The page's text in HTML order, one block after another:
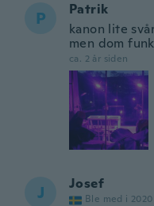
P
Patrik
kanon lite
men dom
ca. 2 år siden
J Josef
Ble med i 2020